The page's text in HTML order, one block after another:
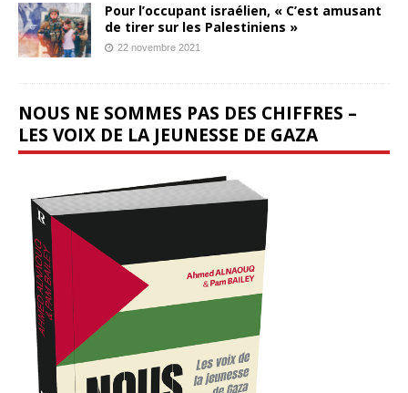
Pour l’occupant israélien, « C’est amusant
de tirer sur les Palestiniens »
22 novembre 2021
NOUS NE SOMMES PAS DES CHIFFRES –
LES VOIX DE LA JEUNESSE DE GAZA